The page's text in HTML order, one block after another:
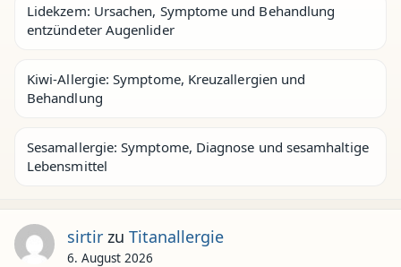
Lidekzem: Ursachen, Symptome und Behandlung
entzündeter Augenlider
Kiwi-Allergie: Symptome, Kreuzallergien und
Behandlung
Sesamallergie: Symptome, Diagnose und sesamhaltige
Lebensmittel
sirtirzu Titanallergie
6. August 2026